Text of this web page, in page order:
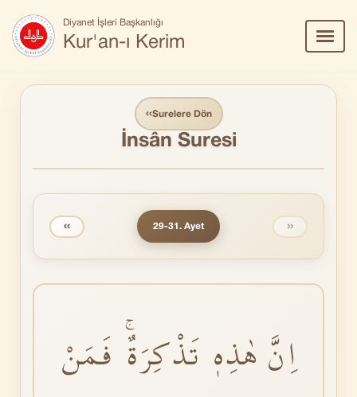
Diyanet İşleri Başkanlığı
Kur'an-ı Kerim
Aç/
‹‹Surelere Dön
İnsân Suresi
‹‹ 29-31. Ayet ››
اِنَّ هٰذِهٖ تَذْكِرَةٌۚ فَمَنْ